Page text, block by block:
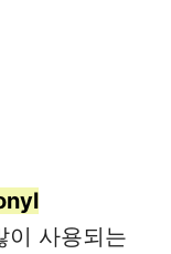
이 사용되는